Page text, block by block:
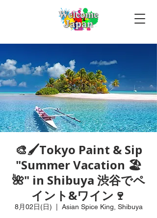
🎨🖌Tokyo Paint & Sip
"Summer Vacation 🏖
🌺" in Shibuya 渋谷でペ
イント&ワイン🍷
8月02日(日) Asian Spice King, Shibuya